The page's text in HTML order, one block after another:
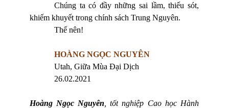
Chúng ta có đầy những sai lầm, thiếu sót,
khiếm khuyết trong chính sách Trung Nguyên.
Thế nên!
HOÀNG NGỌC NGUYÊN
Utah, Giữa Mùa Đại Dịch
26.02.2021
Hoàng Ngọc Nguyên , tốt nghiệp Cao học Hành